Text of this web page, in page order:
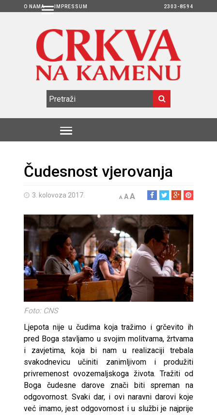
O NAMA IMPRESSUM 2303-8594
Čudesnost vjerovanja
3. kolovoza 2017. A AA
Foto: CNS
Ljepota nije u čudima koja tražimo i grčevito ih
pred Boga stavljamo u svojim molitvama, žrtvama
i zavjetima, koja bi nam u realizaciji trebala
svakodnevicu učiniti zanimljivom i produžiti
privremenost ovozemaljskoga života. Tražiti od
Boga čudesne darove znači biti spreman na
odgovornost. Svaki dar, i ovi naravni darovi koje
već imamo, jest odgovornost i u službi je najprije